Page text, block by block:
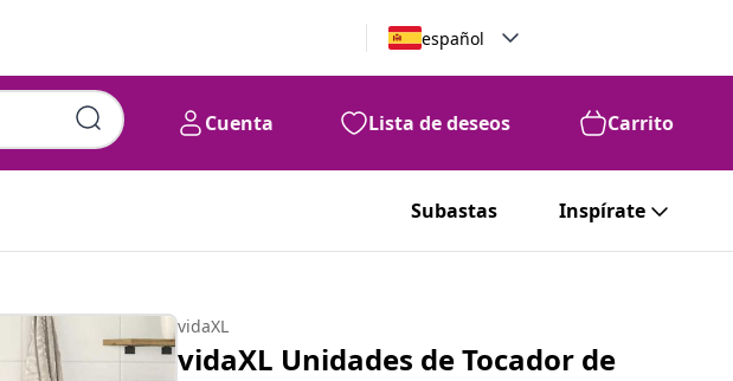
español
Cuenta Lista de deseos Carrito
Subastas Inspírate
vidaXL
vidaXL Unidades de Tocador de